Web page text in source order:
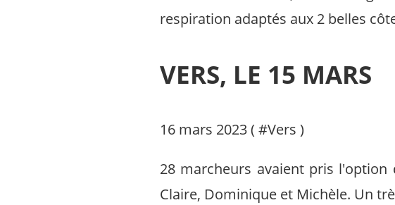
respiration adaptés aux 2 belles
VERS, LE 15 MARS
16 mars 2023 ( #Vers )
28 marcheurs avaient pris l'option
Claire, Dominique et Michèle. Un